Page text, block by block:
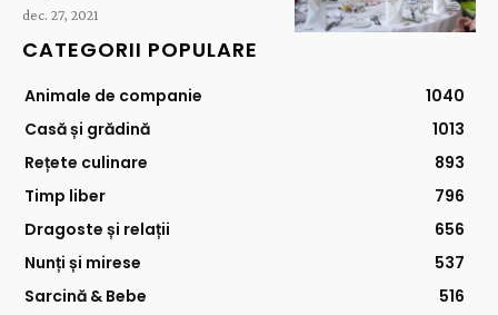
dec. 27, 2021
CATEGORII POPULARE
Animale de companie
1040
Casă și grădină
1013
Rețete culinare
893
Timp liber
796
Dragoste și relații
656
Nunți și mirese
537
Sarcină & Bebe
516